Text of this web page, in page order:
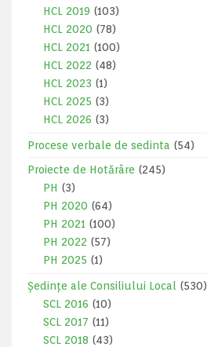
HCL 2019 (103)
HCL 2020 (78)
HCL 2021 (100)
HCL 2022 (48)
HCL 2023 (1)
HCL 2025 (3)
HCL 2026 (3)
Procese verbale de sedinta (54)
Proiecte de Hotărâre (245)
PH (3)
PH 2020 (64)
PH 2021 (100)
PH 2022 (57)
PH 2025 (1)
Ședințe ale Consiliului Local
(530)
SCL 2016 (10)
SCL 2017 (11)
SCL 2018 (43)